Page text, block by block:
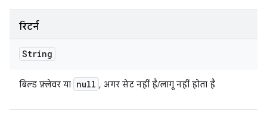
रिटर्न
String
बिल्ड फ़्लेवर या null , अगर सेट नहीं है/लागू नहीं होता है